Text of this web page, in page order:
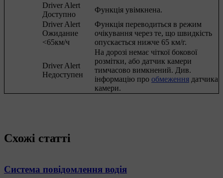
Driver Alert
Доступно
Функція увімкнена.
Driver Alert
Ожидание
<65км/ч
Функція переводиться в режим
очікування через те, що швидкість
опускається нижче 65 км/г.
Driver Alert
Недоступен
На дорозі немає чіткої бокової
розмітки, або датчик камери
тимчасово вимкнений. Див.
інформацію про обмеження датчика
камери.
Схожі статті
Система повідомлення водія